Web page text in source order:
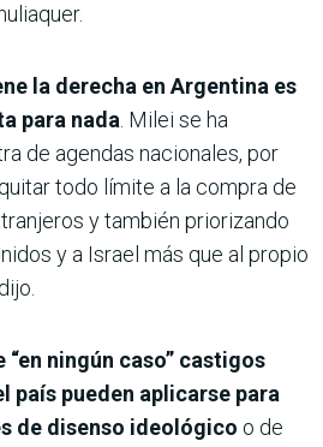
la derecha en Argentina es
para nada. Milei se ha
de agendas nacionales, por
todo límite a la compra de
y también priorizando
y a Israel más que al propio
ningún caso” castigos
país pueden aplicarse para
de disenso ideológico o de